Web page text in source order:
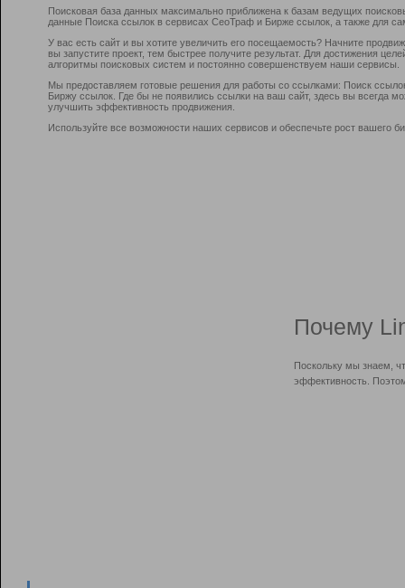
Поисковая база данных максимально приближена к базам ведущих
данные Поиска ссылок в сервисах СеоТраф и Бирже ссылок, а также для
У вас есть сайт и вы хотите увеличить его посещаемость? Начните
вы запустите проект, тем быстрее получите результат. Для достижения
алгоритмы поисковых систем и постоянно совершенствуем наши сервисы.
Мы предоставляем готовые решения для работы со ссылками: Поиск
Биржу ссылок. Где бы не появились ссылки на ваш сайт, здесь вы всегда
улучшить эффективность продвижения.
Используйте все возможности наших сервисов и обеспечьте рост вашего
Почему
Поскольку мы знаем,
эффективность.